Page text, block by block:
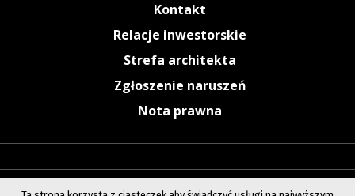
Kontakt
Relacje inwestorskie
Strefa architekta
Zgłoszenie naruszeń
Nota prawna